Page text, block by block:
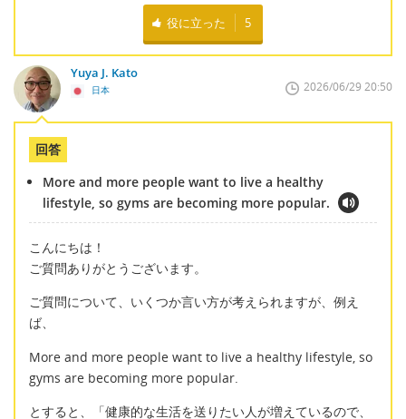
役に立った 5
Yuya J. Kato
日本 2026/06/29 20:50
回答
More and more people want to live a healthy
lifestyle, so gyms are becoming more popular.
こんにちは！
ご質問ありがとうございます。
ご質問について、いくつか言い方が考えられますが、例え
ば、
More and more people want to live a healthy lifestyle, so
gyms are becoming more popular.
とすると、「健康的な生活を送りたい人が増えているので、